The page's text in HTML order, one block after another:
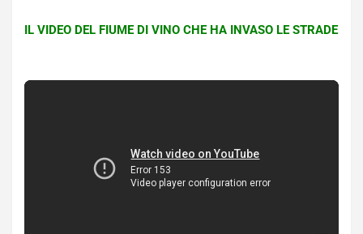
IL VIDEO DEL FIUME DI VINO CHE HA INVASO LE STRADE